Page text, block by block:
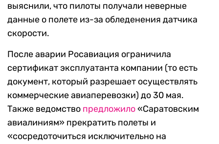
выяснили, что пилоты получали неверные
данные о полете из-за обледенения датчика
скорости.
После аварии Росавиация ограничила
сертификат эксплуатанта компании (то есть
документ, который разрешает осуществлять
коммерческие авиаперевозки) до 30 мая.
Также ведомство предложило«Саратовским
авиалиниям» прекратить полеты и
«сосредоточиться исключительно на